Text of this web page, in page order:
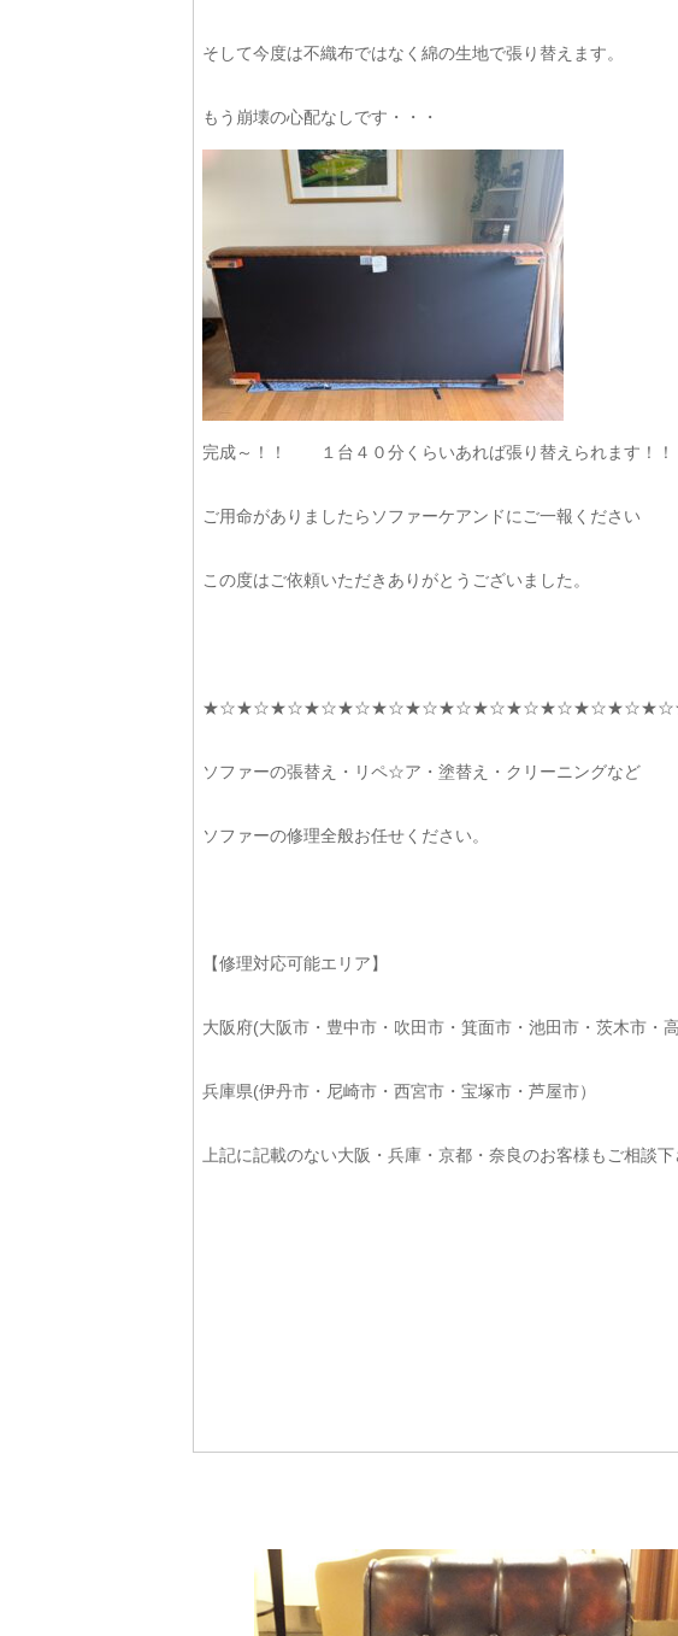
そして今度は不織布ではなく綿の生地で張り替えます。
もう崩壊の心配なしです・・・
完成～！！ １台４０分くらいあれば張り替えられます！！
ご用命がありましたらソファーケアンドにご一報ください
この度はご依頼いただきありがとうございました。
ソファーの張替え・リペ☆ア・塗替え・クリーニングなど
ソファーの修理全般お任せください。
【修理対応可能エリア】
大阪府(大阪市・豊中市・吹田市・箕面市・池田市・茨木市・
兵庫県(伊丹市・尼崎市・西宮市・宝塚市・芦屋市）
上記に記載のない大阪・兵庫・京都・奈良のお客様もご相談下